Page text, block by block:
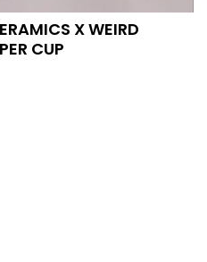
X WEIRD
CUP